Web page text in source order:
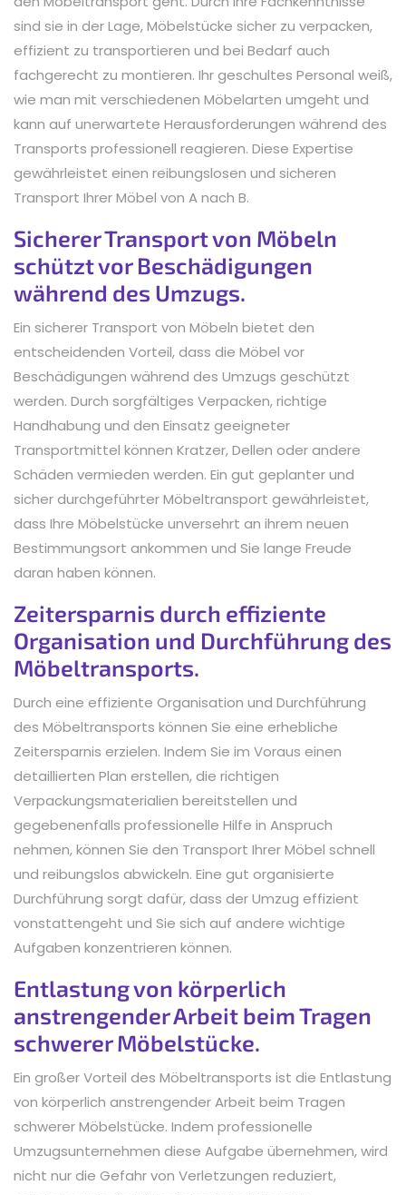
sind sie in der Lage, Möbelstücke sicher zu verpacken,
effizient zu transportieren und bei Bedarf auch
fachgerecht zu montieren. Ihr geschultes Personal weiß,
wie man mit verschiedenen Möbelarten umgeht und
kann auf unerwartete Herausforderungen während des
Transports professionell reagieren. Diese Expertise
gewährleistet einen reibungslosen und sicheren
Transport Ihrer Möbel von A nach B.
Sicherer Transport von Möbeln
schützt vor Beschädigungen
während des Umzugs.
Ein sicherer Transport von Möbeln bietet den
entscheidenden Vorteil, dass die Möbel vor
Beschädigungen während des Umzugs geschützt
werden. Durch sorgfältiges Verpacken, richtige
Handhabung und den Einsatz geeigneter
Transportmittel können Kratzer, Dellen oder andere
Schäden vermieden werden. Ein gut geplanter und
sicher durchgeführter Möbeltransport gewährleistet,
dass Ihre Möbelstücke unversehrt an ihrem neuen
Bestimmungsort ankommen und Sie lange Freude
daran haben können.
Zeitersparnis durch effiziente
Organisation und Durchführung des
Möbeltransports.
Durch eine effiziente Organisation und Durchführung
des Möbeltransports können Sie eine erhebliche
Zeitersparnis erzielen. Indem Sie im Voraus einen
detaillierten Plan erstellen, die richtigen
Verpackungsmaterialien bereitstellen und
gegebenenfalls professionelle Hilfe in Anspruch
nehmen, können Sie den Transport Ihrer Möbel schnell
und reibungslos abwickeln. Eine gut organisierte
Durchführung sorgt dafür, dass der Umzug effizient
vonstattengeht und Sie sich auf andere wichtige
Aufgaben konzentrieren können.
Entlastung von körperlich
anstrengender Arbeit beim Tragen
schwerer Möbelstücke.
Ein großer Vorteil des Möbeltransports ist die Entlastung
von körperlich anstrengender Arbeit beim Tragen
schwerer Möbelstücke. Indem professionelle
Umzugsunternehmen diese Aufgabe übernehmen, wird
nicht nur die Gefahr von Verletzungen reduziert,